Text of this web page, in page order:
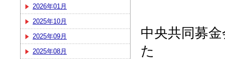
2026年01月
2025年10月
2025年09月
2025年08月
中央共同募
た